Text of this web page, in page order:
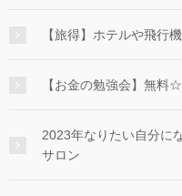
【旅得】ホテルや飛行
【お金の勉強会】無料
2023年なりたい自分に
サロン